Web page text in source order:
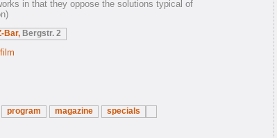
in that they oppose the solutions typical of
Bar, Bergstr. 2
program magazine specials